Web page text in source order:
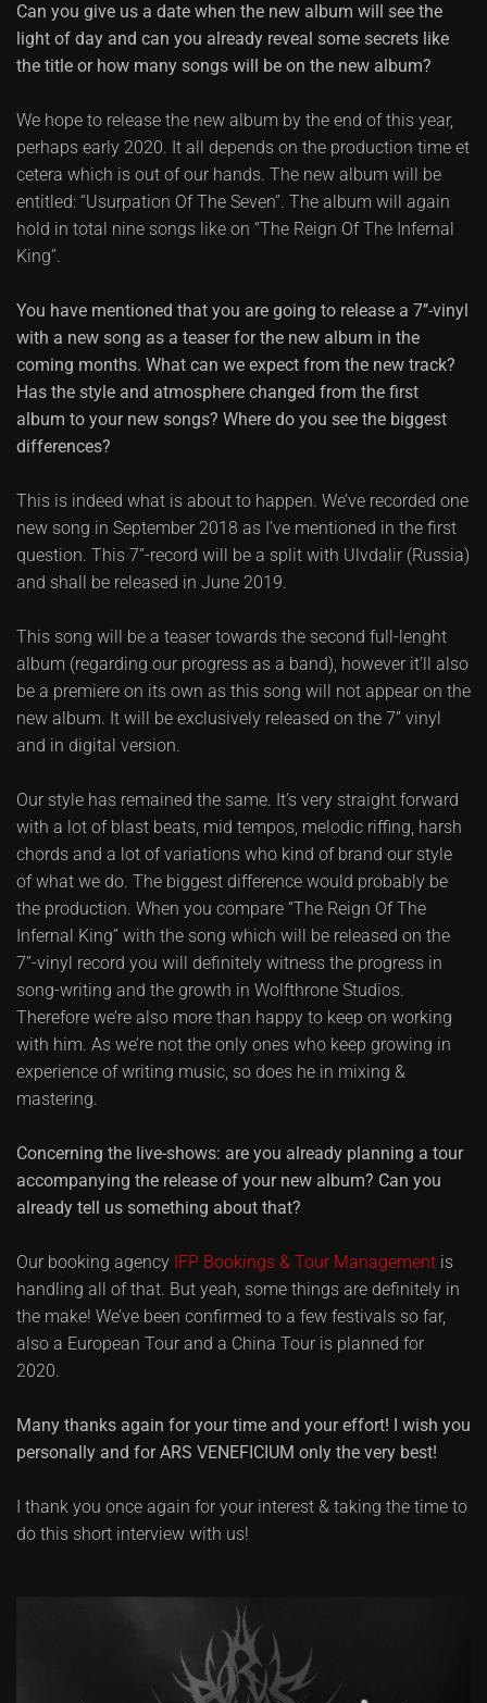
Can you give us a date when the new album will see the
light of day and can you already reveal some secrets like
the title or how many songs will be on the new album?
We hope to release the new album by the end of this year,
perhaps early 2020. It all depends on the production time et
cetera which is out of our hands. The new album will be
entitled: “Usurpation Of The Seven”. The album will again
hold in total nine songs like on “The Reign Of The Infernal
King”.
You have mentioned that you are going to release a 7’’-vinyl
with a new song as a teaser for the new album in the
coming months. What can we expect from the new track?
Has the style and atmosphere changed from the first
album to your new songs? Where do you see the biggest
differences?
This is indeed what is about to happen. We’ve recorded one
new song in September 2018 as I’ve mentioned in the first
question. This 7”-record will be a split with Ulvdalir (Russia)
and shall be released in June 2019.
This song will be a teaser towards the second full-lenght
album (regarding our progress as a band), however it’ll also
be a premiere on its own as this song will not appear on the
new album. It will be exclusively released on the 7” vinyl
and in digital version.
Our style has remained the same. It’s very straight forward
with a lot of blast beats, mid tempos, melodic riffing, harsh
chords and a lot of variations who kind of brand our style
of what we do. The biggest difference would probably be
the production. When you compare “The Reign Of The
Infernal King” with the song which will be released on the
7”-vinyl record you will definitely witness the progress in
song-writing and the growth in Wolfthrone Studios.
Therefore we’re also more than happy to keep on working
with him. As we’re not the only ones who keep growing in
experience of writing music, so does he in mixing &
mastering.
Concerning the live-shows: are you already planning a tour
accompanying the release of your new album? Can you
already tell us something about that?
Our booking agency IFP Bookings & Tour Management is
handling all of that. But yeah, some things are definitely in
the make! We’ve been confirmed to a few festivals so far,
also a European Tour and a China Tour is planned for
2020.
Many thanks again for your time and your effort! I wish you
personally and for ARS VENEFICIUM only the very best!
I thank you once again for your interest & taking the time to
do this short interview with us!